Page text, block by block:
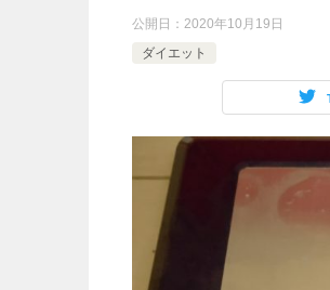
公開日： 2020年10月19日
ダイエット